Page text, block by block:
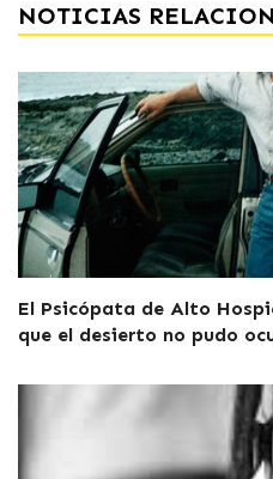
NOTICIAS
El Psicópata de Alto
que el desierto no pudo